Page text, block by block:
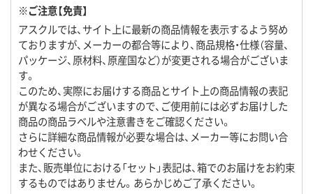
※ご注意【免責】
アスクルでは、サイト上に最新の商品情報を表示するよう努め
ておりますが、メーカーの都合等により、商品規格・仕様（容量、
パッケージ、原材料、原産国など）が変更される場合がございま
す。
このため、実際にお届けする商品とサイト上の商品情報の表記
が異なる場合がございますので、ご使用前には必ずお届けした
商品の商品ラベルや注意書きをご確認ください。
さらに詳細な商品情報が必要な場合は、メーカー等にお問い合
わせください。
また、販売単位における「セット」表記は、箱でのお届けをお約束
するものではありません。あらかじめご了承ください。